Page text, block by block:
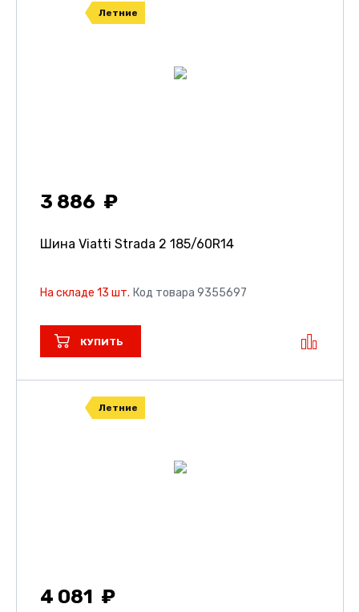
Летние
3 886
Шина Viatti Strada 2 185/60R14
На складе 13 шт. Код товара 9355697
КУПИТЬ
Летние
4 081